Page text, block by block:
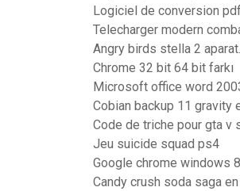
Logiciel de conversion
Telecharger modern
Angry birds stella 2
Chrome 32 bit 64 bit farkı
Microsoft office word
Cobian backup 11 gravity
Code de triche pour gta v
Jeu suicide squad ps4
Google chrome windows
Candy crush soda saga